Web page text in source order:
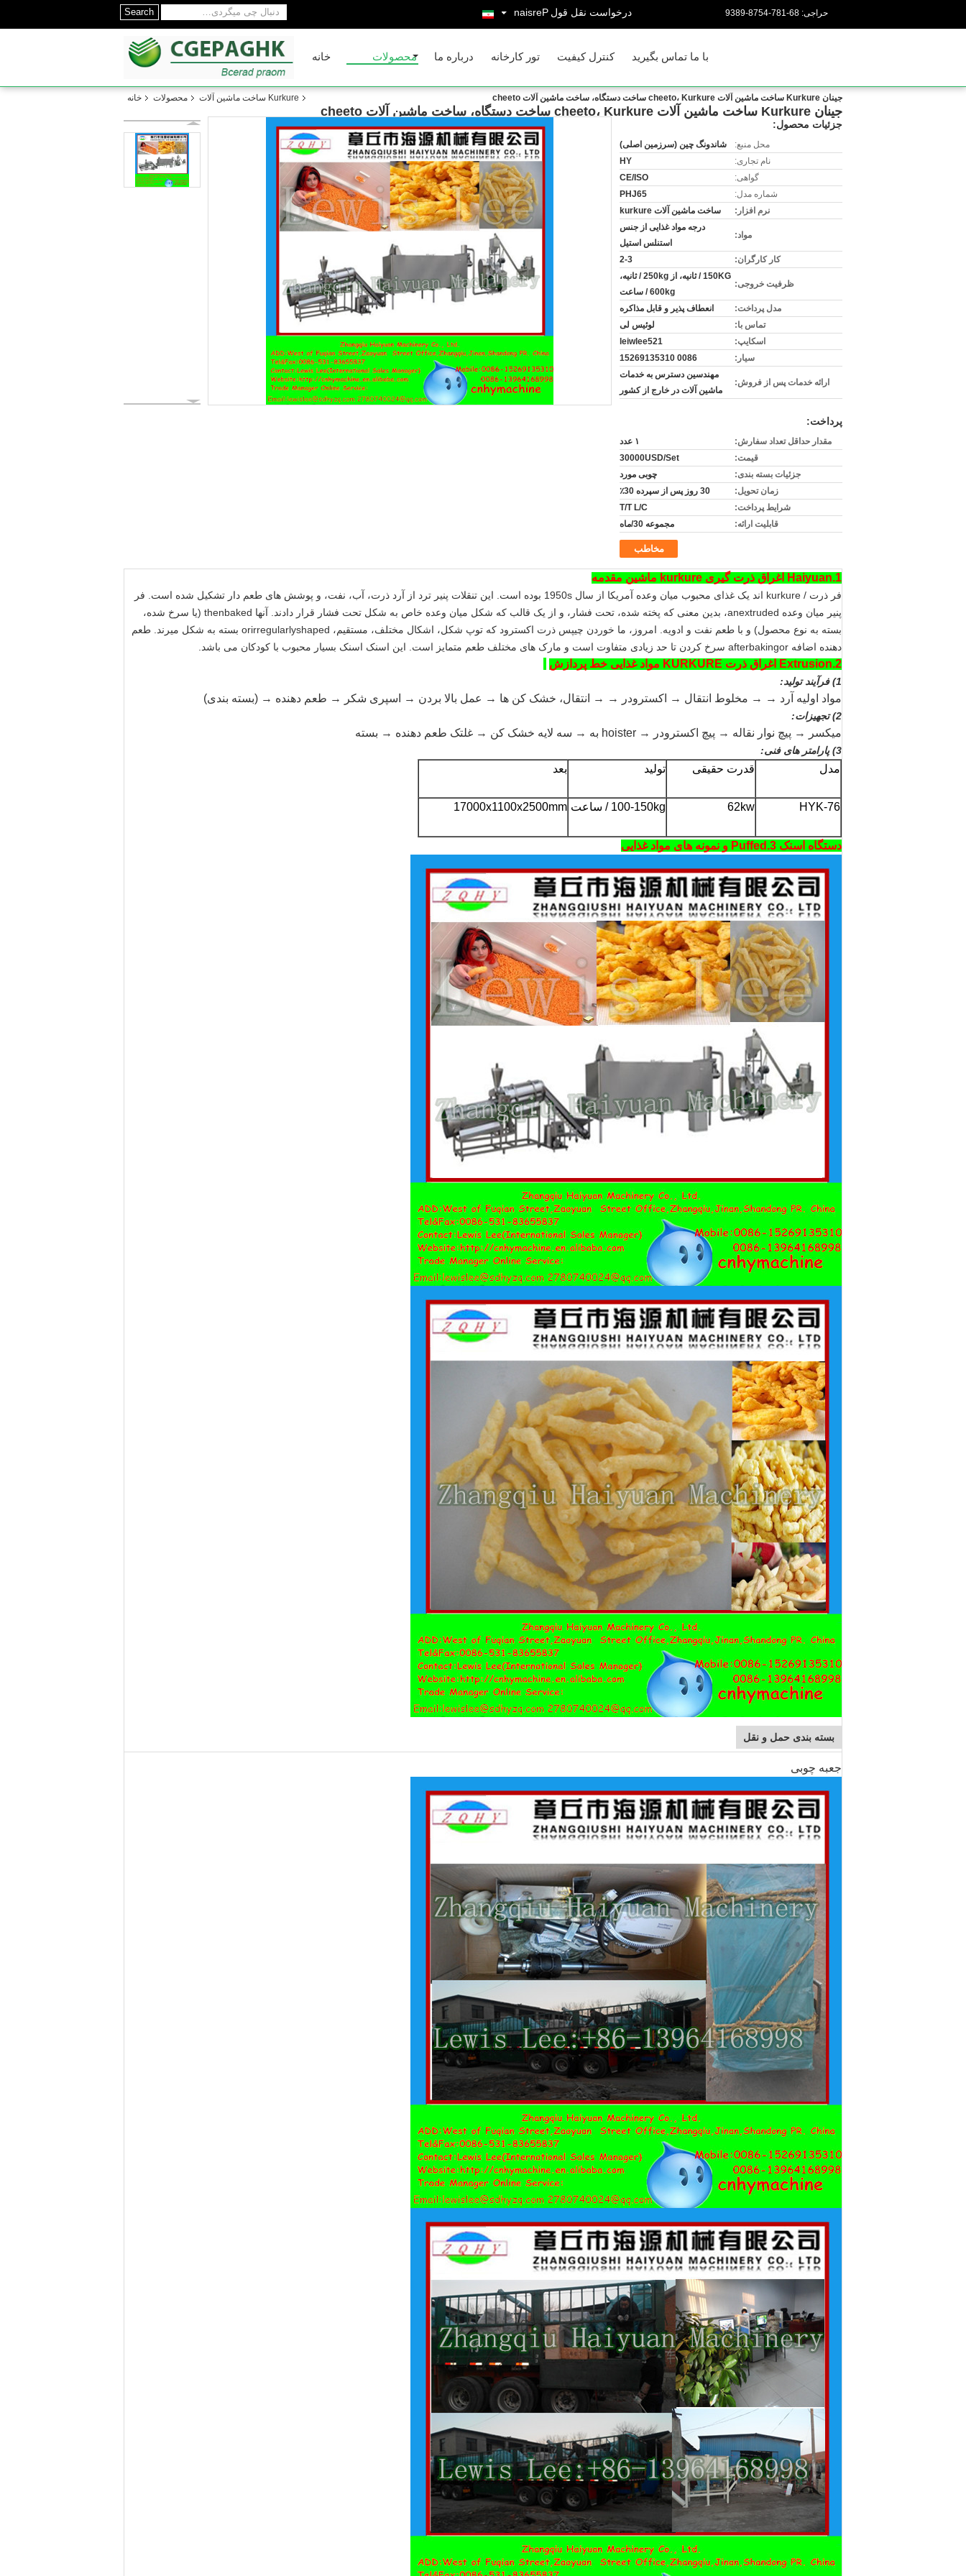
Search حراجی: 86-187-4578-9839 درخواست نقل قول Persian
خانه محصولات درباره ما تور کارخانه کنترل کیفیت با ما تماس بگیرید
خانه محصولات Kurkure ساخت ماشین آلات جینان Kurkure ساخت ماشین آلات cheeto، Kurkure ساخت دستگاه، ساخت ماشین آلات cheeto
جینان Kurkure ساخت ماشین آلات cheeto، Kurkure ساخت دستگاه، ساخت ماشین آلات cheeto
جزئیات محصول:
محل منبع:
شاندونگ چین (سرزمین اصلی)
نام تجاری:
HY
گواهی:
CE/ISO
شماره مدل:
PHJ65
نرم افزار:
ساخت ماشین آلات kurkure
مواد:
درجه مواد غذایی از جنس
استنلس استیل
کار کارگران:
2-3
ظرفیت خروجی:
150KG / ثانیه، از 250kg / ثانیه،
600kg / ساعت
مدل پرداخت:
انعطاف پذیر و قابل مذاکره
تماس با:
لوئیس لی
اسکایپ:
leiwlee521
سیار:
0086 15269135310
ارائه خدمات پس از فروش:
مهندسین دسترس به خدمات
ماشین آلات در خارج از کشور
پرداخت:
مقدار حداقل تعداد سفارش:
۱ عدد
قیمت:
30000USD/Set
جزئیات بسته بندی:
چوبی مورد
زمان تحویل:
30 روز پس از سپرده 30٪
شرایط پرداخت:
T/T L/C
قابلیت ارائه:
مجموعه 30/ماه
مخاطب
1.Haiyuan اغراق ذرت گیری kurkure ماشین مقدمه
فر ذرت / kurkure اند یک غذای محبوب میان وعده آمریکا از سال 1950s بوده است. این تنقلات پنیر ترد از آرد ذرت، آب، نفت، و پوشش های طعم دار تشکیل شده است.
فر
پنیر میان وعده anextruded، بدین معنی که پخته شده، تحت فشار، و از یک قالب که شکل میان وعده خاص به شکل تحت فشار قرار دادند.
آنها thenbaked (یا سرخ شده،
بسته به نوع محصول) و با طعم نفت و ادویه.
امروز، ما خوردن چیپس ذرت اکسترود که توپ شکل، اشکال مختلف، مستقیم، orirregularlyshaped بسته به شکل میرند.
طعم
دهنده اضافه afterbakingor سرخ کردن تا حد زیادی متفاوت است و مارک های مختلف طعم متمایز است.
این اسنک اسنک بسیار محبوب با کودکان می باشد.
2.Extrusion اغراق ذرت KURKURE مواد غذایی خط پردازش
1) فرآیند تولید:
مواد اولیه آرد → → مخلوط انتقال → اکسترودر → → انتقال، خشک کن ها → عمل بالا بردن → اسپری شکر → طعم دهنده → (بسته بندی)
2) تجهیزات:
میکسر → پیچ نوار نقاله → پیچ اکسترودر → hoister به → سه لایه خشک کن → غلتک طعم دهنده → بسته
3) پارامتر های فنی:
مدل قدرت حقیقی تولید بعد
HYK-76
62kw 100-150kg / ساعت 17000x1100x2500mm
دستگاه اسنک 3.Puffed و نمونه های مواد غذایی
بسته بندی حمل و نقل
جعبه چوبی